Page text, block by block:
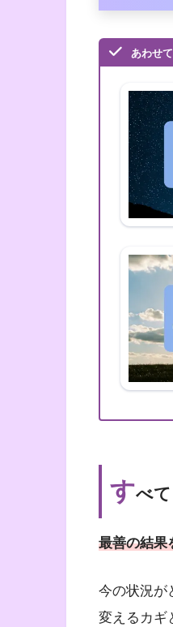
あわせ
すべ
最善の結果
今の状況が
変えるカギ